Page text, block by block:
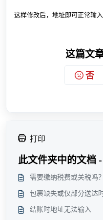
这样修改后，地址即可正常输
这篇文
否
打印
此文件夹中的文档 -
需要缴纳税费或关税吗？
包裹缺失或仅部分送达
结账时地址无法输入